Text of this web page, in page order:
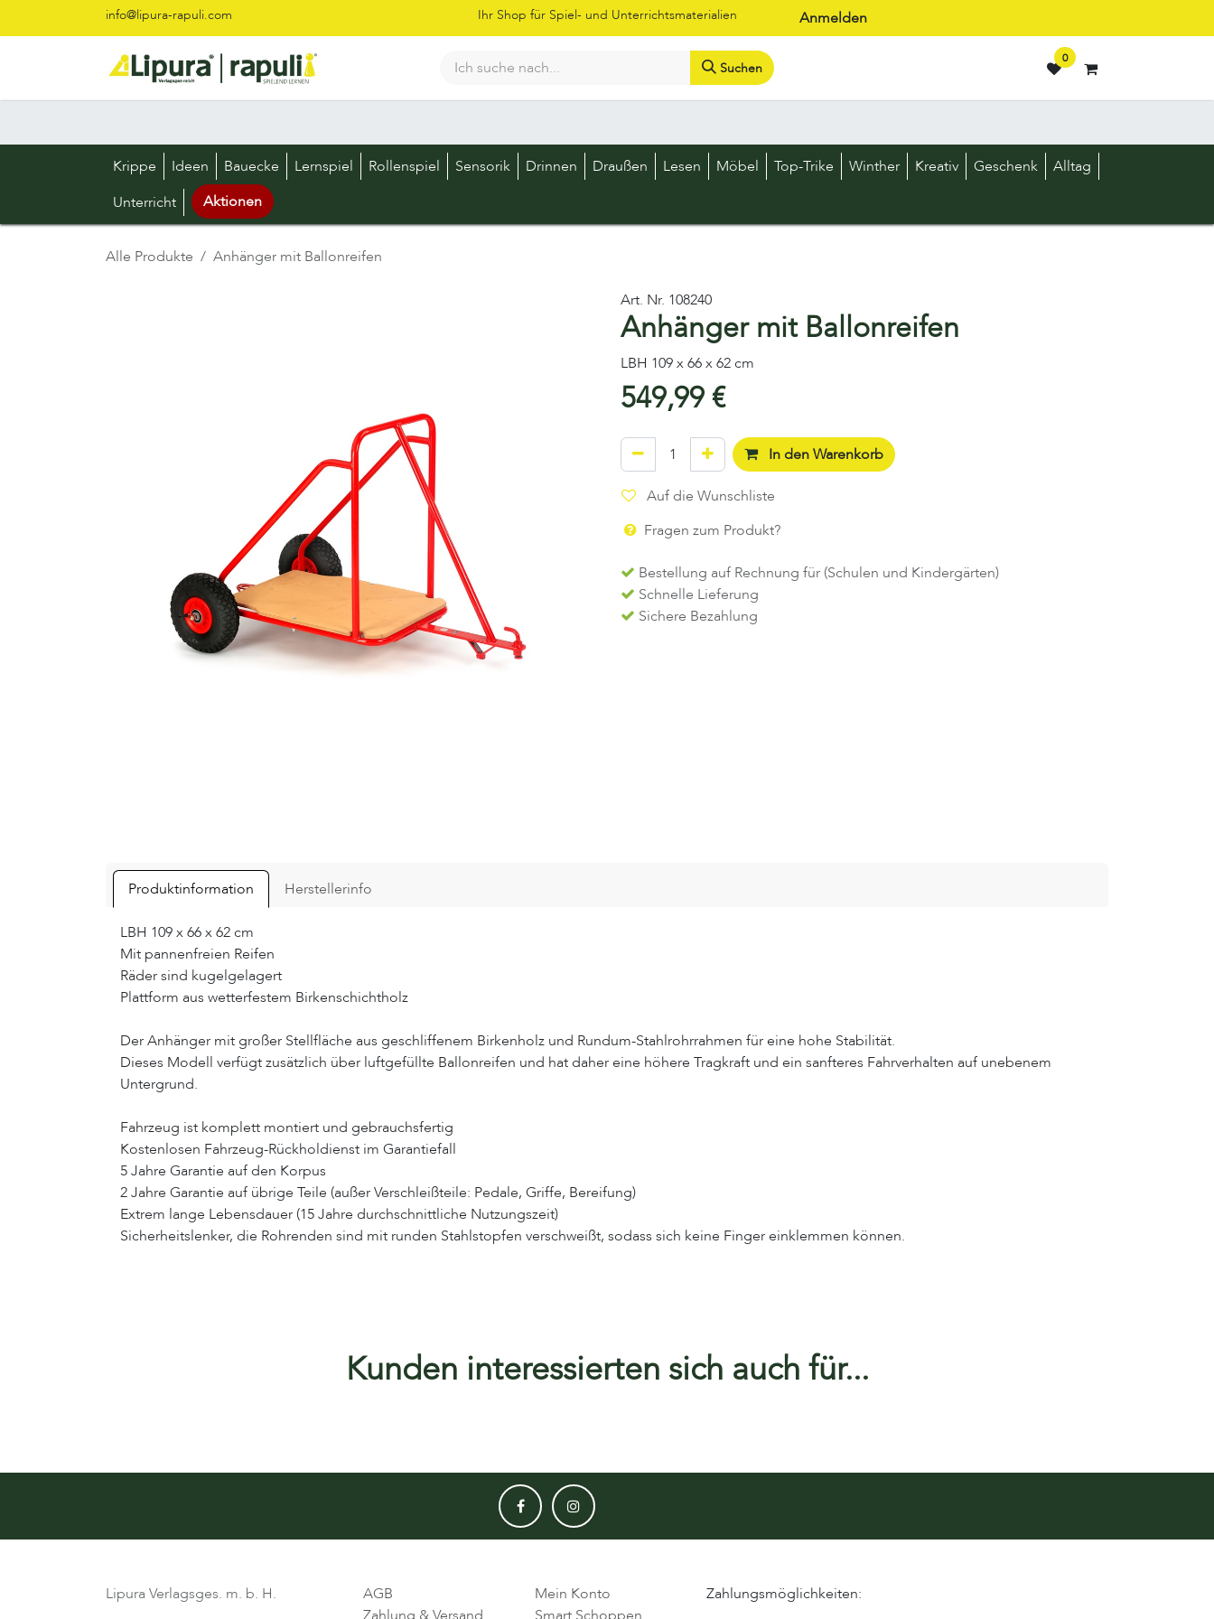
Zum Inhalt springeninfo@lipura-rapuli.com Ihr Shop für Spiel- und Unterrichtsmaterialien Anmelden
Suchen
0
Krippe Ideen Bauecke Lernspiel Rollenspiel Sensorik Drinnen Draußen Lesen Möbel Top-Trike Winther Kreativ Geschenk
Alltag
Unterricht
Aktionen
Alle Produkte Anhänger mit Ballonreifen
Art. Nr. 108240
Anhänger mit Ballonreifen
LBH 109 x 66 x 62 cm
549,99€
In den Warenkorb
Auf die Wunschliste
Fragen zum Produkt?
Bestellung auf Rechnung für (Schulen und Kindergärten)
Schnelle Lieferung
Sichere Bezahlung
Produktinformation Herstellerinfo
LBH 109 x 66 x 62 cm
Mit pannenfreien Reifen
Räder sind kugelgelagert
Plattform aus wetterfestem Birkenschichtholz
Der Anhänger mit großer Stellfläche aus geschliffenem Birkenholz und Rundum-Stahlrohrrahmen für eine hohe Stabilität.
Dieses Modell verfügt zusätzlich über luftgefüllte Ballonreifen und hat daher eine höhere Tragkraft und ein sanfteres Fahrverhalten auf unebenem
Untergrund.
Fahrzeug ist komplett montiert und gebrauchsfertig
Kostenlosen Fahrzeug-Rückholdienst im Garantiefall
5 Jahre Garantie auf den Korpus
2 Jahre Garantie auf übrige Teile (außer Verschleißteile: Pedale, Griffe, Bereifung)
Extrem lange Lebensdauer (15 Jahre durchschnittliche Nutzungszeit)
Sicherheitslenker, die Rohrenden sind mit runden Stahlstopfen verschweißt, sodass sich keine Finger einklemmen können.
Kunden interessierten sich auch für...
Lipura Verlagsges. m. b. H.
AGB
Mein Konto
Zahlungsmöglichkeiten: